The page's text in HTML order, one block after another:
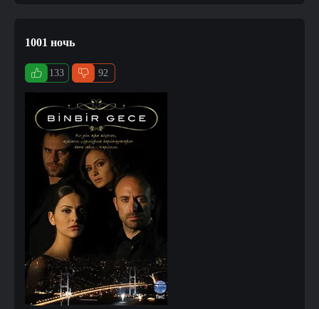
1001 ночь
133 92